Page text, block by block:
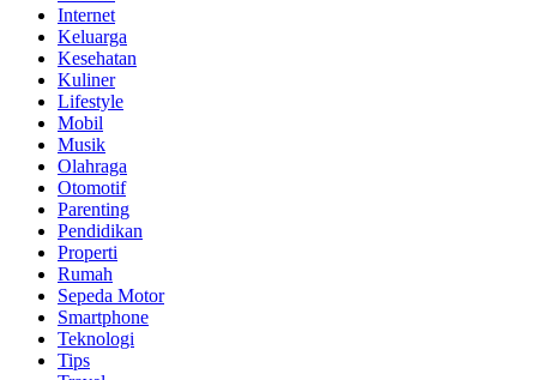
Internet
Keluarga
Kesehatan
Kuliner
Lifestyle
Mobil
Musik
Olahraga
Otomotif
Parenting
Pendidikan
Properti
Rumah
Sepeda Motor
Smartphone
Teknologi
Tips